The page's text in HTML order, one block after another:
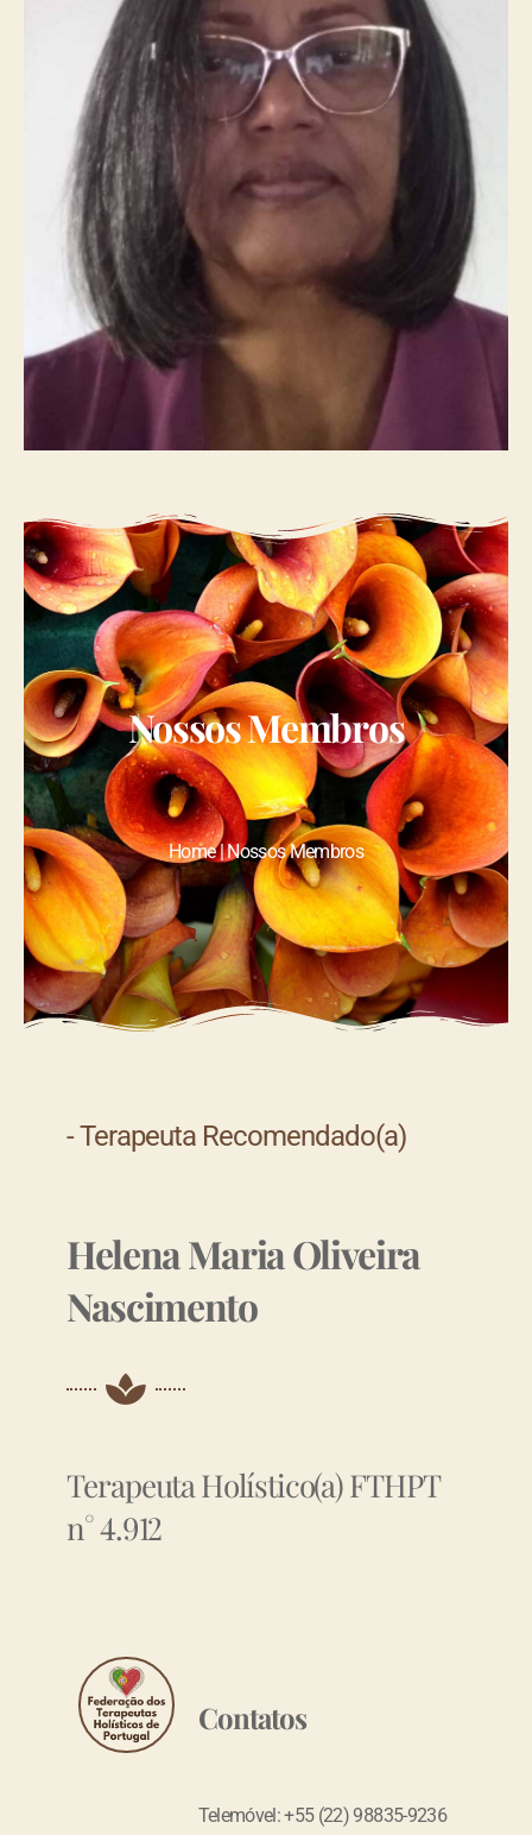
Nossos Membros
Home | Nossos Membros
- Terapeuta Recomendado(a)
Helena Maria Oliveira
Nascimento
Terapeuta Holístico(a) FTHPT
n° 4.912
Contatos
Telemóvel: +55 (22) 98835-9236